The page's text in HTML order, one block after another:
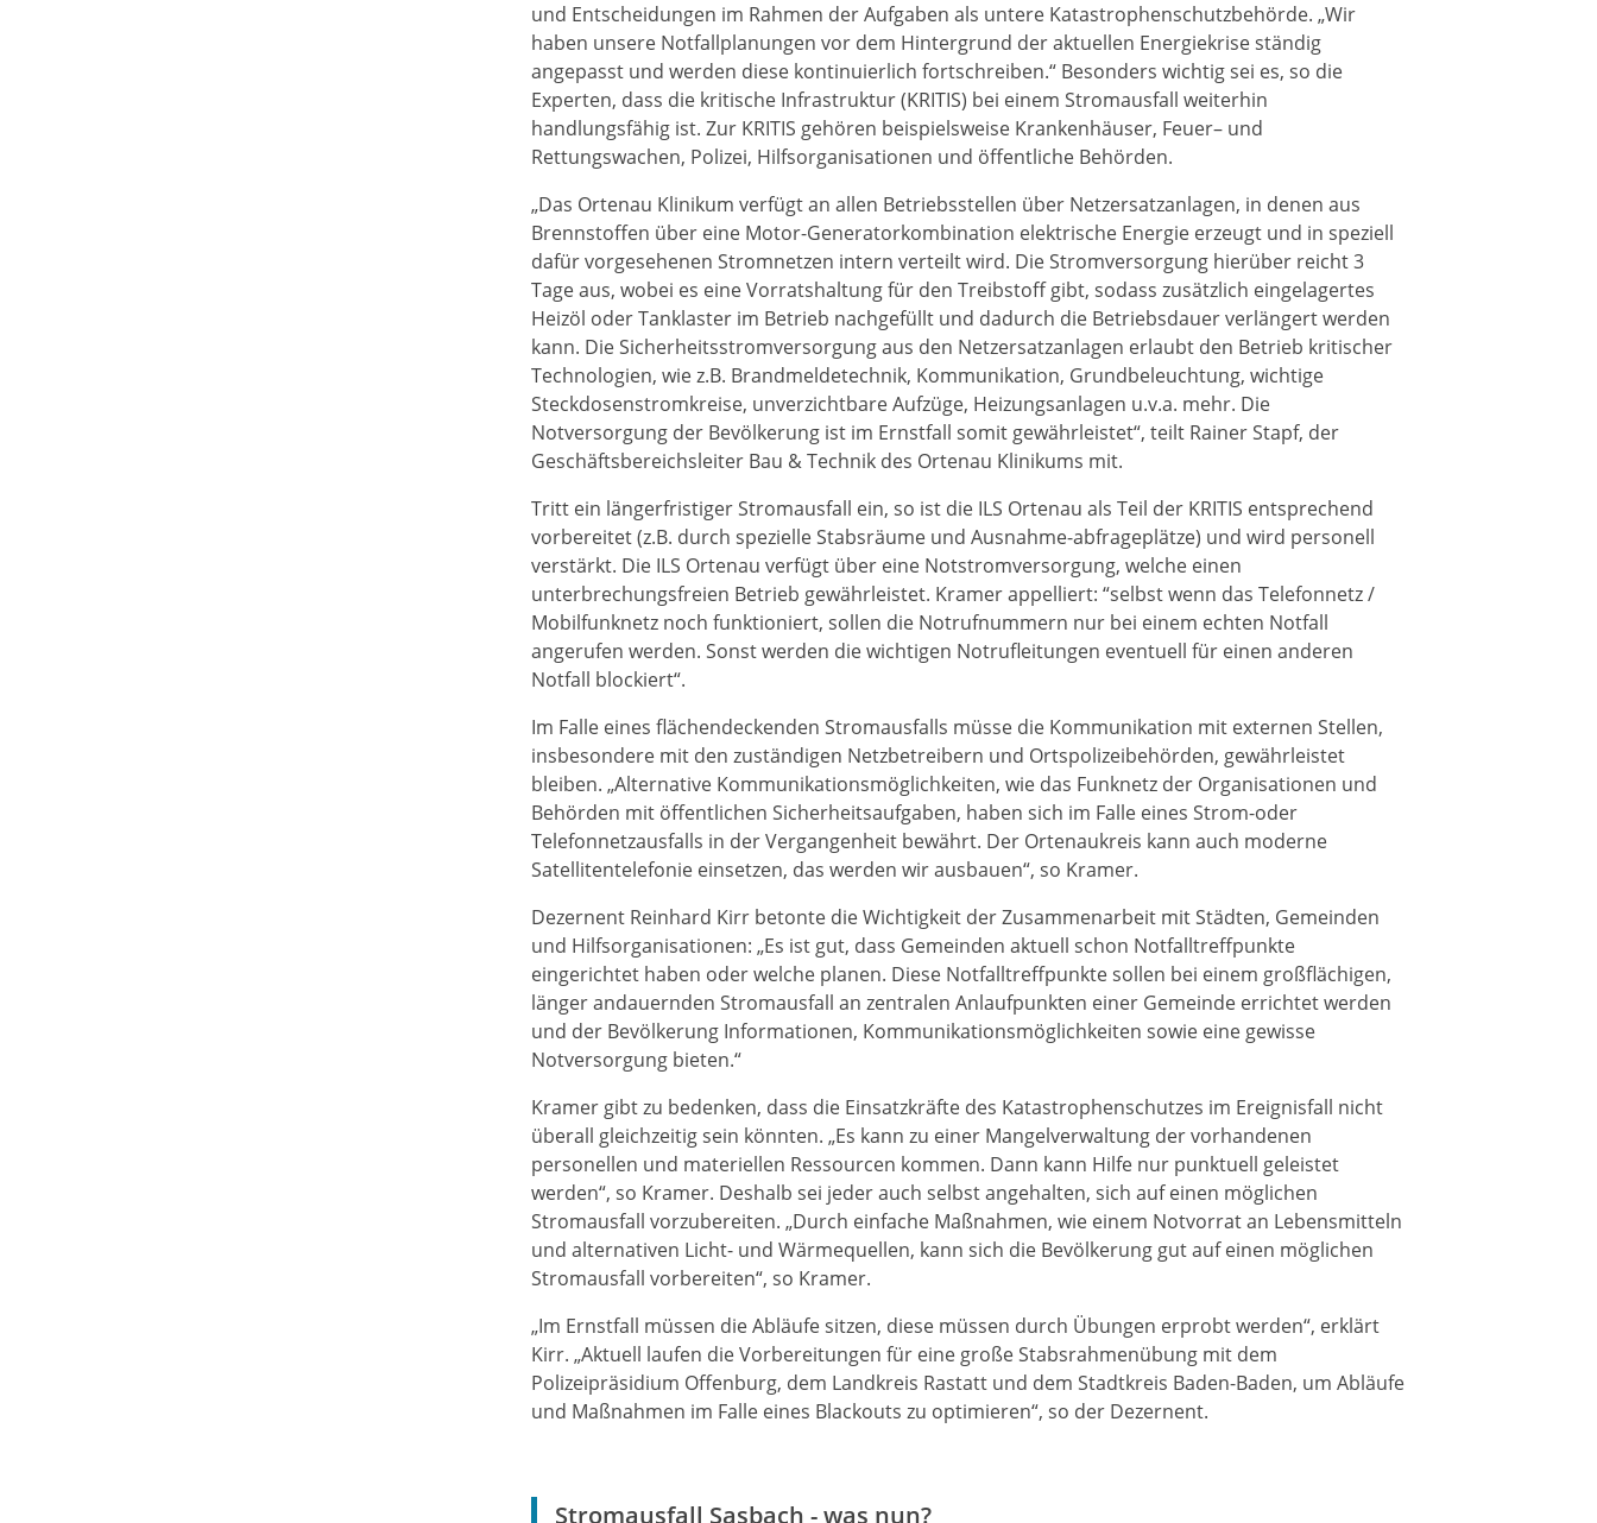
und Entscheidungen im Rahmen der Aufgaben als untere Katastrophenschutzbehörde. „Wir
haben unsere Notfallplanungen vor dem Hintergrund der aktuellen Energiekrise ständig
angepasst und werden diese kontinuierlich fortschreiben.“ Besonders wichtig sei es, so die
Experten, dass die kritische Infrastruktur (KRITIS) bei einem Stromausfall weiterhin
handlungsfähig ist. Zur KRITIS gehören beispielsweise Krankenhäuser, Feuer– und
Rettungswachen, Polizei, Hilfsorganisationen und öffentliche Behörden.
„Das Ortenau Klinikum verfügt an allen Betriebsstellen über Netzersatzanlagen, in denen aus
Brennstoffen über eine Motor-Generatorkombination elektrische Energie erzeugt und in speziell
dafür vorgesehenen Stromnetzen intern verteilt wird. Die Stromversorgung hierüber reicht 3
Tage aus, wobei es eine Vorratshaltung für den Treibstoff gibt, sodass zusätzlich eingelagertes
Heizöl oder Tanklaster im Betrieb nachgefüllt und dadurch die Betriebsdauer verlängert werden
kann. Die Sicherheitsstromversorgung aus den Netzersatzanlagen erlaubt den Betrieb kritischer
Technologien, wie z.B. Brandmeldetechnik, Kommunikation, Grundbeleuchtung, wichtige
Steckdosenstromkreise, unverzichtbare Aufzüge, Heizungsanlagen u.v.a. mehr. Die
Notversorgung der Bevölkerung ist im Ernstfall somit gewährleistet“, teilt Rainer Stapf, der
Geschäftsbereichsleiter Bau & Technik des Ortenau Klinikums mit.
Tritt ein längerfristiger Stromausfall ein, so ist die ILS Ortenau als Teil der KRITIS entsprechend
vorbereitet (z.B. durch spezielle Stabsräume und Ausnahme-abfrageplätze) und wird personell
verstärkt. Die ILS Ortenau verfügt über eine Notstromversorgung, welche einen
unterbrechungsfreien Betrieb gewährleistet. Kramer appelliert: “selbst wenn das Telefonnetz /
Mobilfunknetz noch funktioniert, sollen die Notrufnummern nur bei einem echten Notfall
angerufen werden. Sonst werden die wichtigen Notrufleitungen eventuell für einen anderen
Notfall blockiert“.
Im Falle eines flächendeckenden Stromausfalls müsse die Kommunikation mit externen Stellen,
insbesondere mit den zuständigen Netzbetreibern und Ortspolizeibehörden, gewährleistet
bleiben. „Alternative Kommunikationsmöglichkeiten, wie das Funknetz der Organisationen und
Behörden mit öffentlichen Sicherheitsaufgaben, haben sich im Falle eines Strom-oder
Telefonnetzausfalls in der Vergangenheit bewährt. Der Ortenaukreis kann auch moderne
Satellitentelefonie einsetzen, das werden wir ausbauen“, so Kramer.
Dezernent Reinhard Kirr betonte die Wichtigkeit der Zusammenarbeit mit Städten, Gemeinden
und Hilfsorganisationen: „Es ist gut, dass Gemeinden aktuell schon Notfalltreffpunkte
eingerichtet haben oder welche planen. Diese Notfalltreffpunkte sollen bei einem großflächigen,
länger andauernden Stromausfall an zentralen Anlaufpunkten einer Gemeinde errichtet werden
und der Bevölkerung Informationen, Kommunikationsmöglichkeiten sowie eine gewisse
Notversorgung bieten.“
Kramer gibt zu bedenken, dass die Einsatzkräfte des Katastrophenschutzes im Ereignisfall nicht
überall gleichzeitig sein könnten. „Es kann zu einer Mangelverwaltung der vorhandenen
personellen und materiellen Ressourcen kommen. Dann kann Hilfe nur punktuell geleistet
werden“, so Kramer. Deshalb sei jeder auch selbst angehalten, sich auf einen möglichen
Stromausfall vorzubereiten. „Durch einfache Maßnahmen, wie einem Notvorrat an Lebensmitteln
und alternativen Licht- und Wärmequellen, kann sich die Bevölkerung gut auf einen möglichen
Stromausfall vorbereiten“, so Kramer.
„Im Ernstfall müssen die Abläufe sitzen, diese müssen durch Übungen erprobt werden“, erklärt
Kirr. „Aktuell laufen die Vorbereitungen für eine große Stabsrahmenübung mit dem
Polizeipräsidium Offenburg, dem Landkreis Rastatt und dem Stadtkreis Baden-Baden, um Abläufe
und Maßnahmen im Falle eines Blackouts zu optimieren“, so der Dezernent.
Stromausfall Sasbach - was nun?